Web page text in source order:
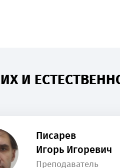
И
Писарев
Игорь Игоревич
Преподаватель